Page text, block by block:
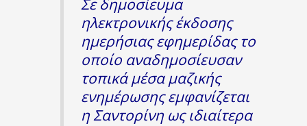
Σε δημοσίευμα
ηλεκτρονικής έκδοσης
ημερήσιας εφημερίδας το
οποίο αναδημοσίευσαν
τοπικά μέσα μαζικής
ενημέρωσης εμφανίζεται
η Σαντορίνη ως ιδιαίτερα